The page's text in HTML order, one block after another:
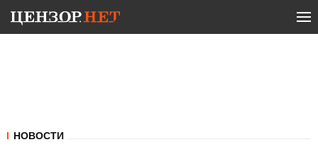
НОВОСТИ